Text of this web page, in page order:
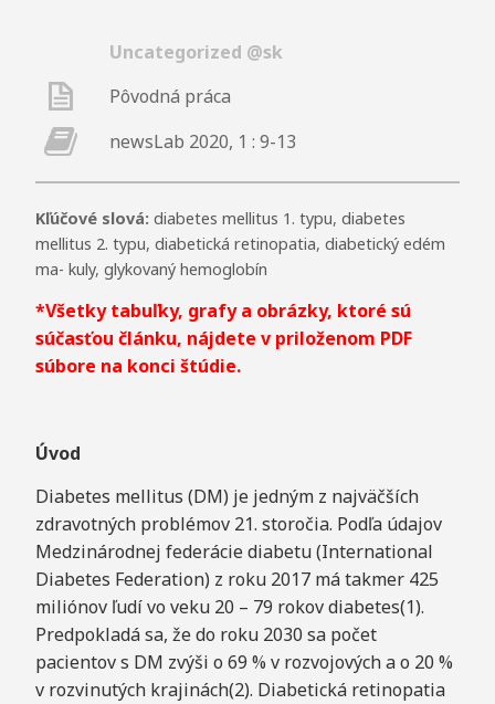
Uncategorized @sk
Pôvodná práca
newsLab 2020, 1 : 9-13
Kľúčové slová: diabetes mellitus 1. typu, diabetes
mellitus 2. typu, diabetická retinopatia, diabetický edém
ma- kuly, glykovaný hemoglobín
*Všetky tabuľky, grafy a obrázky, ktoré sú
súčasťou článku, nájdete v priloženom PDF
súbore na konci štúdie.
Úvod
Diabetes mellitus (DM) je jedným z najväčších
zdravotných problémov 21. storočia. Podľa údajov
Medzinárodnej federácie diabetu (International
Diabetes Federation) z roku 2017 má takmer 425
miliónov ľudí vo veku 20 – 79 rokov diabetes(1).
Predpokladá sa, že do roku 2030 sa počet
pacientov s DM zvýši o 69 % v rozvojových a o 20 %
v rozvinutých krajinách(2). Diabetická retinopatia